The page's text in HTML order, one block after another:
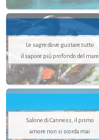
Le sagre dove gustare tutto
il sapore più profondo del mare
Salone di Canness, il primo
amore non si scorda mai